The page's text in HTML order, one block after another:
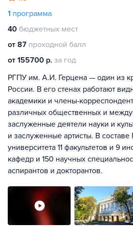
1 программа
40 бюджетных мест
от 87 проходной балл
от 155700 р. за год
РГПУ им. А.И. Герцена — один из
России. В его стенах работают
академики и члены-
различных общественных и
заслуженные деятели науки и
и заслуженные артисты. В составе
университета 11 факультетов и 9
кафедр и 150 научных
аспирантов и докторантов.